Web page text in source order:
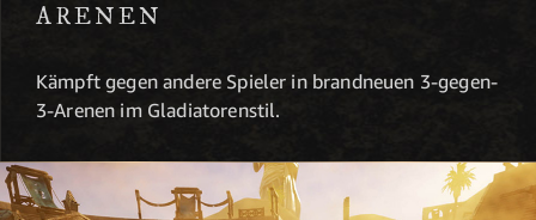
ARENEN
Kämpft gegen andere Spieler in brandneuen 3-gegen-
3-Arenen im Gladiatorenstil.